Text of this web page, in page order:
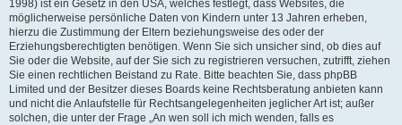
1998) ist ein Gesetz in den USA, welches festlegt, dass Websites, die
möglicherweise persönliche Daten von Kindern unter 13 Jahren erheben,
hierzu die Zustimmung der Eltern beziehungsweise des oder der
Erziehungsberechtigten benötigen. Wenn Sie sich unsicher sind, ob dies auf
Sie oder die Website, auf der Sie sich zu registrieren versuchen, zutrifft, ziehen
Sie einen rechtlichen Beistand zu Rate. Bitte beachten Sie, dass phpBB
Limited und der Besitzer dieses Boards keine Rechtsberatung anbieten kann
und nicht die Anlaufstelle für Rechtsangelegenheiten jeglicher Art ist; außer
solchen, die unter der Frage „An wen soll ich mich wenden, falls es